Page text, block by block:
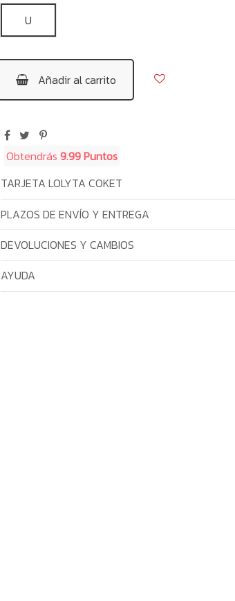
U
Añadir al carrito
Obtendrás 9.99 Puntos
TARJETA LOLYTA COKET
PLAZOS DE ENVÍO Y ENTREGA
DEVOLUCIONES Y CAMBIOS
AYUDA